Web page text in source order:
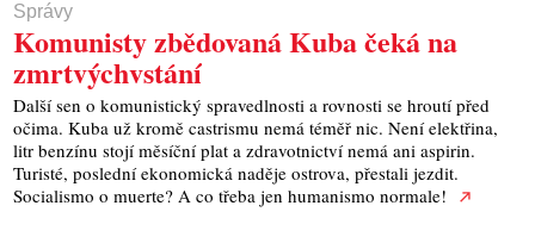
Správy
Komunisty zbědovaná Kuba čeká na
zmrtvýchvstání
Další sen o komunistický spravedlnosti a rovnosti se hroutí před
očima. Kuba už kromě castrismu nemá téměř nic. Není elektřina,
litr benzínu stojí měsíční plat a zdravotnictví nemá ani aspirin.
Turisté, poslední ekonomická naděje ostrova, přestali jezdit.
Socialismo o muerte? A co třeba jen humanismo normale!